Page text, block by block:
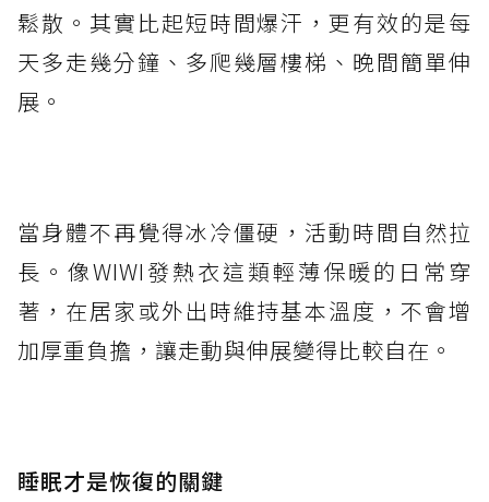
鬆散。其實比起短時間爆汗，更有效的是每
天多走幾分鐘、多爬幾層樓梯、晚間簡單伸
展。
當身體不再覺得冰冷僵硬，活動時間自然拉
長。像WIWI發熱衣這類輕薄保暖的日常穿
著，在居家或外出時維持基本溫度，不會增
加厚重負擔，讓走動與伸展變得比較自在。
睡眠才是恢復的關鍵